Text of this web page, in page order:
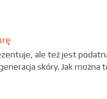
ale też jest
skóry. Jak